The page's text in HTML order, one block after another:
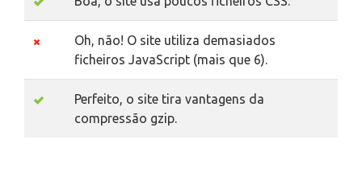
Oh, não! O site utiliza demasiados
ficheiros JavaScript (mais que 6).
Perfeito, o site tira vantagens da
compressão gzip.